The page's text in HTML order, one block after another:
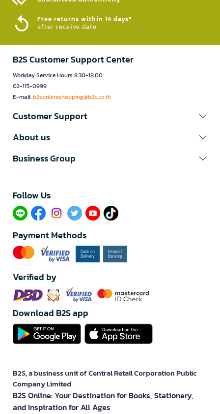
Free returns within 14 days*
after receive date
B2S Customer Support Center
Workday Service Hours 8.30-18.00
02-115-0999
E-mail:b2sonlineshopping@b2s.co.th
Customer Support
About us
Business Group
Follow Us​
Payment Methods
Verified by
Download B2S app
B2S, a business unit of Central Retail Corporation Public
Company Limited
B2S Online: Your Destination for Books, Stationery,
and Inspiration for All Ages